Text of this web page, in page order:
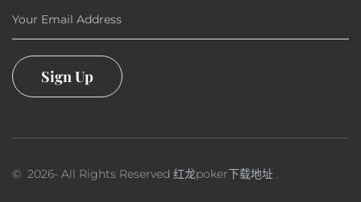
Your Email Address
Sign Up
© 2026- All Rights Reserved 红龙poker下载地址 .